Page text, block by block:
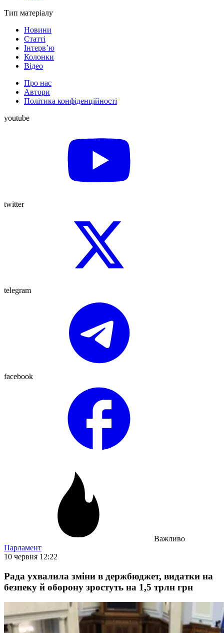
Тип матеріалу
Новини
Статті
Інтерв’ю
Колонки
Відео
Про нас
Автори
Політика конфіденційності
youtube
twitter
telegram
facebook
Важливо
Парламент
10 червня 12:22
Рада ухвалила зміни в держбюджет, видатки на
безпеку й оборону зростуть на 1,5 трлн грн